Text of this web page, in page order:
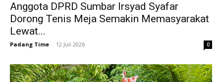
Anggota DPRD Sumbar Irsyad Syafar
Dorong Tenis Meja Semakin Memasyarakat
Lewat...
Padang Time - 12 Juli 2026 0